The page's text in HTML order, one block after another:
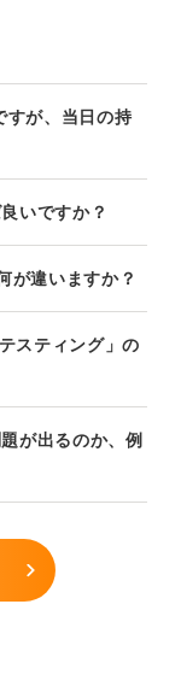
すが、当日の持
いですか？
が違いますか？
スティング」の
が出るのか、例